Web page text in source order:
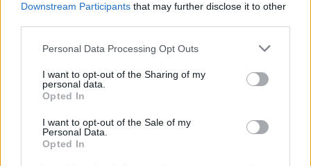
Downstream Participants that may further disclose it to other
Personal Data Processing Opt Outs
I want to opt-out of the Sharing of my
personal data.
Opted In
I want to opt-out of the Sale of my
Personal Data.
Opted In